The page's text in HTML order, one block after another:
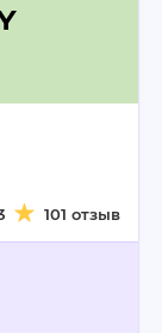
101 отзыв